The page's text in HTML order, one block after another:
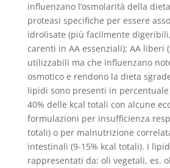
influenzano l’osmolarità della
proteasi specifiche per essere
idrolisate (più facilmente
carenti in AA essenziali); AA liberi
utilizzabili ma che influenzano
osmotico e rendono la dieta
lipidi sono presenti in
40% delle kcal totali con alcune
formulazioni per insufficienza
totali) o per malnutrizione
intestinali (9-15% kcal totali). I
rappresentati da: oli vegetali, es.